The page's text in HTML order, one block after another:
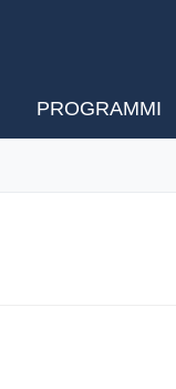
PROGRAMMI